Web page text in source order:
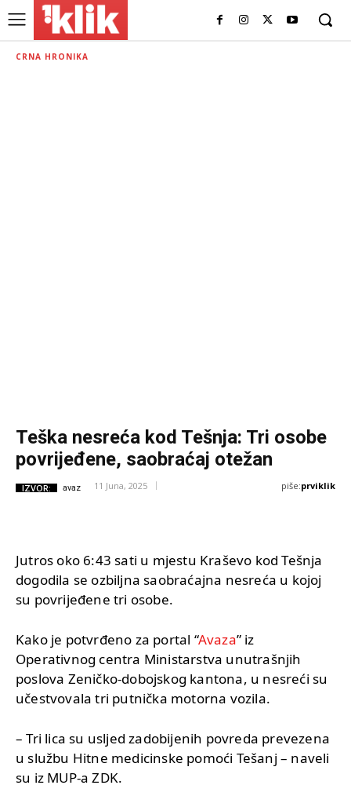
CRNA HRONIKA
Teška nesreća kod Tešnja: Tri osobe
povrijeđene, saobraćaj otežan
IZVOR: avaz 11 Juna, 2025 piše:prviklik
Jutros oko 6:43 sati u mjestu Kraševo kod Tešnja
dogodila se ozbiljna saobraćajna nesreća u kojoj
su povrijeđene tri osobe.
Kako je potvrđeno za portal “Avaza” iz
Operativnog centra Ministarstva unutrašnjih
poslova Zeničko-dobojskog kantona, u nesreći su
učestvovala tri putnička motorna vozila.
– Tri lica su usljed zadobijenih povreda prevezena
u službu Hitne medicinske pomoći Tešanj – naveli
su iz MUP-a ZDK.